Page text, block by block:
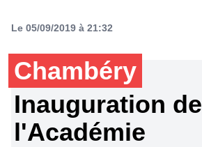
Le 05/09/2019 à 21:32
Chambéry
Inauguration de
l'Académie